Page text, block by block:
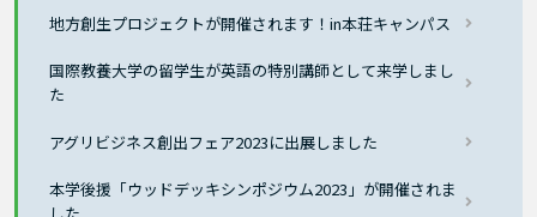
地方創生プロジェクトが開催されます！in本荘キャンパス
国際教養大学の留学生が英語の特別講師として来学しまし
た
アグリビジネス創出フェア2023に出展しました
本学後援「ウッドデッキシンポジウム2023」が開催されま